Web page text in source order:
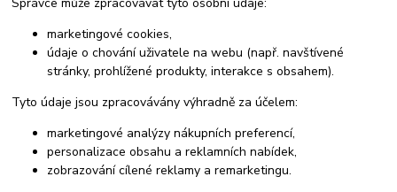
Správce může zpracovávat tyto osobní údaje:
marketingové cookies,
údaje o chování uživatele na webu (např. navštívené
stránky, prohlížené produkty, interakce s obsahem).
Tyto údaje jsou zpracovávány výhradně za účelem:
marketingové analýzy nákupních preferencí,
personalizace obsahu a reklamních nabídek,
zobrazování cílené reklamy a remarketingu.